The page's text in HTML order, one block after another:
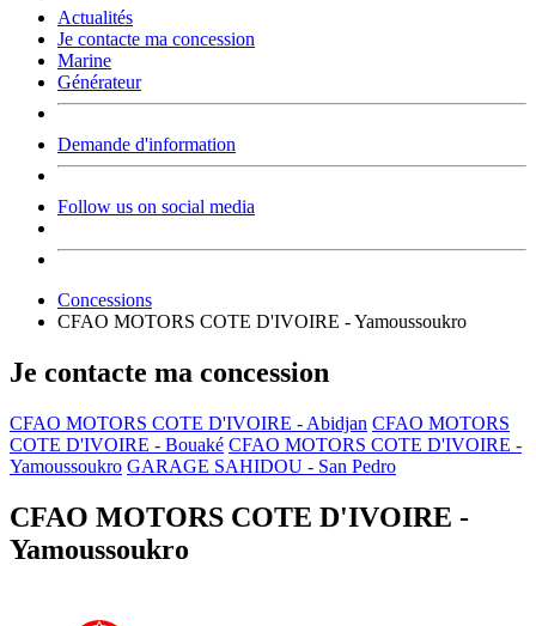
Actualités
Je contacte ma concession
Marine
Générateur
Demande d'information
Follow us on social media
Concessions
CFAO MOTORS COTE D'IVOIRE - Yamoussoukro
Je contacte ma concession
CFAO MOTORS COTE D'IVOIRE - Abidjan CFAO MOTORS
COTE D'IVOIRE - Bouaké CFAO MOTORS COTE D'IVOIRE -
Yamoussoukro GARAGE SAHIDOU - San Pedro
CFAO MOTORS COTE D'IVOIRE -
Yamoussoukro